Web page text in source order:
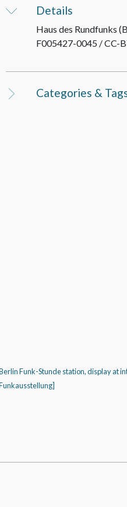
Details
Haus des Rundfunks
F005427-0045 / CC-
Categories &
Funk-Stunde station, display at